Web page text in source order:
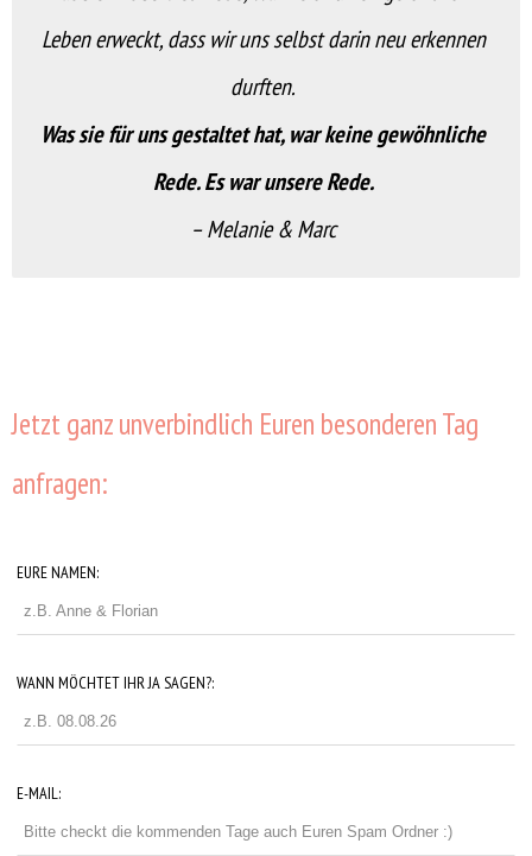
Leben erweckt, dass wir uns selbst darin neu erkennen
durften.
Was sie für uns gestaltet hat, war keine gewöhnliche
Rede. Es war unsere Rede.
– Melanie & Marc
Jetzt ganz unverbindlich Euren besonderen Tag
anfragen:
EURE NAMEN:
WANN MÖCHTET IHR JA SAGEN?:
E-MAIL: